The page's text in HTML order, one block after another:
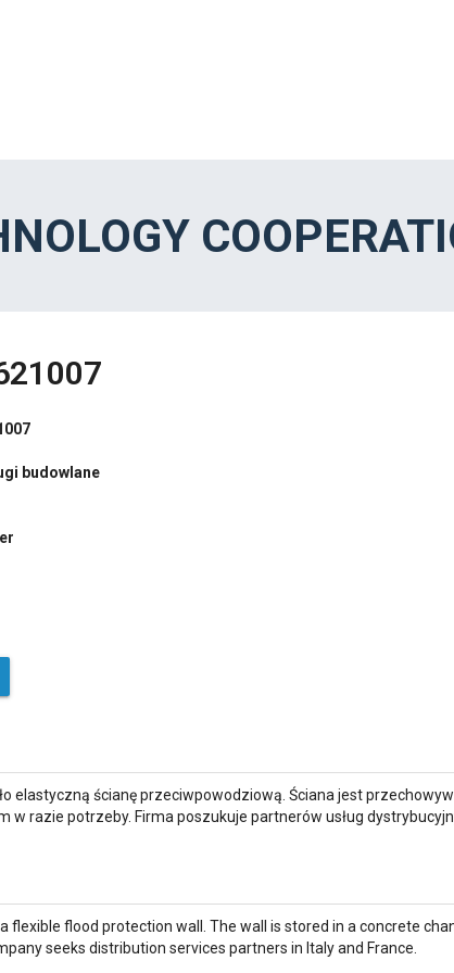
budowlane
elastyczną ścianę przeciwpowodziową. Ściana jest
w razie potrzeby. Firma poszukuje partnerów usług
flexible flood protection wall. The wall is stored in a concrete
seeks distribution services partners in Italy and France.